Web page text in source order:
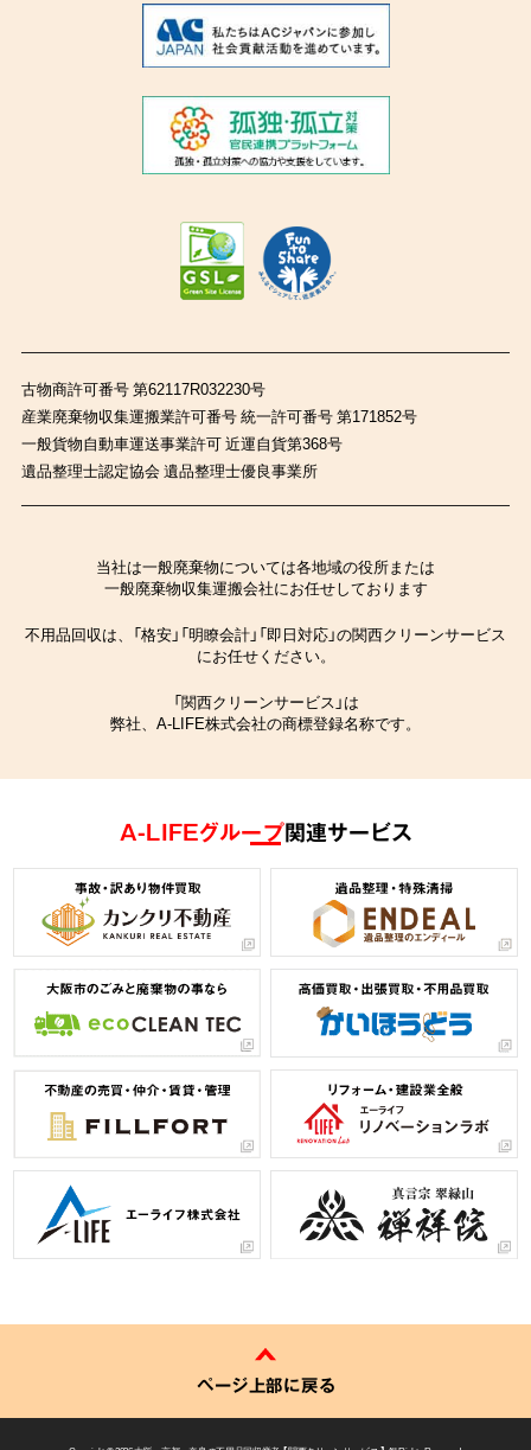
古物商許可番号 第62117R032230号
産業廃棄物収集運搬業許可番号 統一許可番号 第171852号
一般貨物自動車運送事業許可 近運自貨第368号
遺品整理士認定協会 遺品整理士優良事業所
当社は一般廃棄物については各地域の役所または
一般廃棄物収集運搬会社にお任せしております
不用品回収は、「格安」「明瞭会計」「即日対応」の関西クリーンサービス
にお任せください。
「関西クリーンサービス」は
弊社、A-LIFE株式会社の商標登録名称です。
A-LIFEグループ関連サービス
ページ上部に戻る